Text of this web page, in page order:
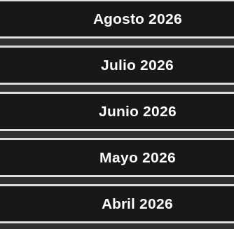
Agosto 2026
Julio 2026
Junio 2026
Mayo 2026
Abril 2026